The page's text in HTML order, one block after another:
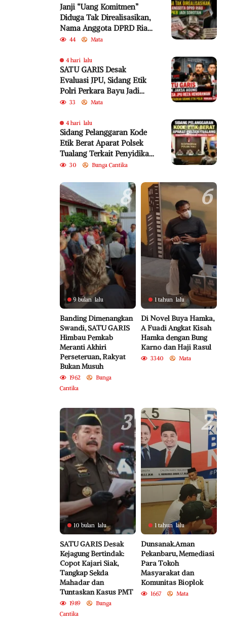
Janji “Uang Komitmen”
Diduga Tak Direalisasikan,
Nama Anggota DPRD Riau
dari PKB Jadi Sorotan
44 Mata
4 hari lalu
SATU GARIS Desak
Evaluasi JPU, Sidang Etik
Polri Perkara Bayu Jadi
Sorotan
33 Mata
4 hari lalu
Sidang Pelanggaran Kode
Etik Berat Aparat Polsek
Tualang Terkait Penyidikan
Perkara Bayu
30 Bunga Cantika
8
9 bulan lalu
Banding Dimenangkan
Swandi, SATU GARIS
Himbau Pemkab
Meranti Akhiri
Perseteruan, Rakyat
Bukan Musuh
1962
Bunga
Cantika
6
1 tahun lalu
Di Novel Buya Hamka,
A Fuadi Angkat Kisah
Hamka dengan Bung
Karno dan Haji Rasul
3340 Mata
3
10 bulan lalu
SATU GARIS Desak
Kejagung Bertindak:
Copot Kajari Siak,
Tangkap Sekda
Mahadar dan
Tuntaskan Kasus PMT
1989
Bunga
Cantika
2
1 tahun lalu
Dunsanak.Aman
Pekanbaru, Memediasi
Para Tokoh
Masyarakat dan
Komunitas Bioplok
1667 Mata